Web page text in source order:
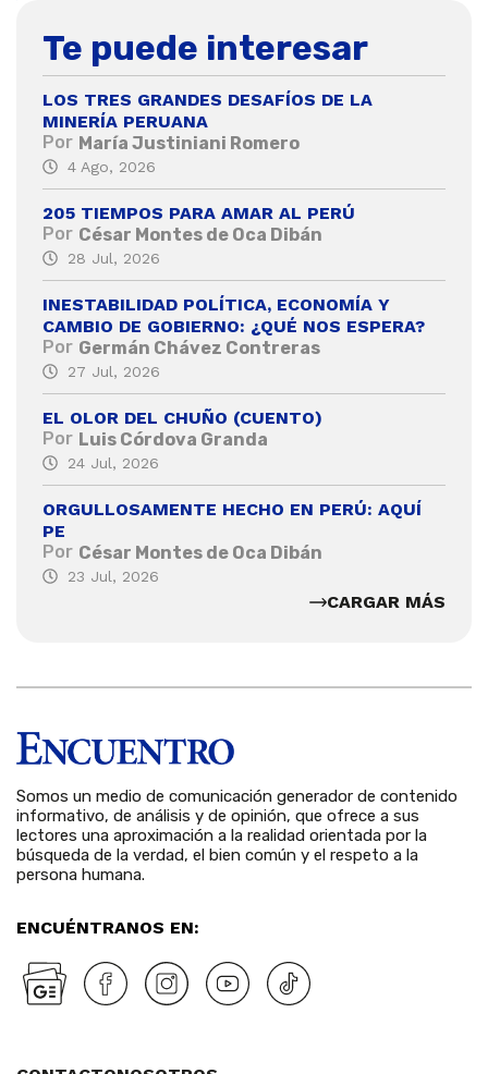
Te puede interesar
LOS TRES GRANDES DESAFÍOS DE LA
MINERÍA PERUANA
Por María Justiniani Romero
4 Ago, 2026
205 TIEMPOS PARA AMAR AL PERÚ
Por César Montes de Oca Dibán
28 Jul, 2026
INESTABILIDAD POLÍTICA, ECONOMÍA Y
CAMBIO DE GOBIERNO: ¿QUÉ NOS ESPERA?
Por Germán Chávez Contreras
27 Jul, 2026
EL OLOR DEL CHUÑO (CUENTO)
Por Luis Córdova Granda
24 Jul, 2026
ORGULLOSAMENTE HECHO EN PERÚ: AQUÍ
PE
Por César Montes de Oca Dibán
23 Jul, 2026
CARGAR MÁS
Somos un medio de comunicación generador de contenido
informativo, de análisis y de opinión, que ofrece a sus
lectores una aproximación a la realidad orientada por la
búsqueda de la verdad, el bien común y el respeto a la
persona humana.
ENCUÉNTRANOS EN: